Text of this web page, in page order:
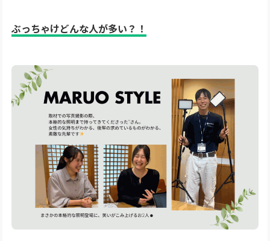
ぶっちゃけどんな人が多い？！